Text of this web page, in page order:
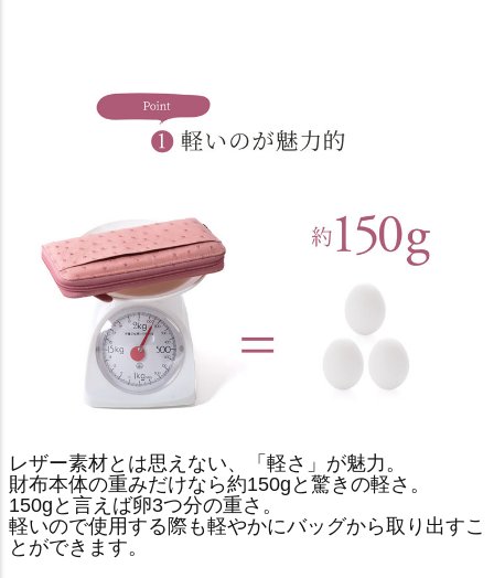
レザー素材とは思えない、「軽さ」が魅力。
財布本体の重みだけなら約150gと驚きの軽さ。
150gと言えば卵3つ分の重さ。
軽いので使用する際も軽やかにバッグから取り出すこ
とができます。